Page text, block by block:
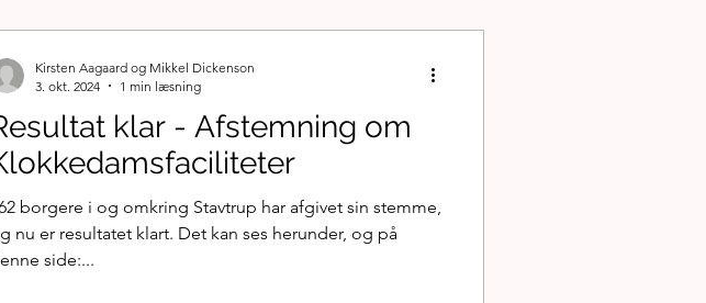
klar - Afstemning om
borgere i og omkring Stavtrup har afgivet sin stemme,
nu er resultatet klart. Det kan ses herunder, og på
side:...
Kirsten Aagaard og Mikkel Dickenson
3. okt. 2024
1 min læsning